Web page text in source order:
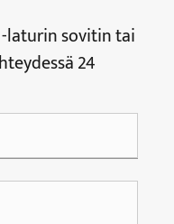
laturin sovitin tai
24